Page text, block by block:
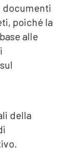
documenti
poiché la
alle
della